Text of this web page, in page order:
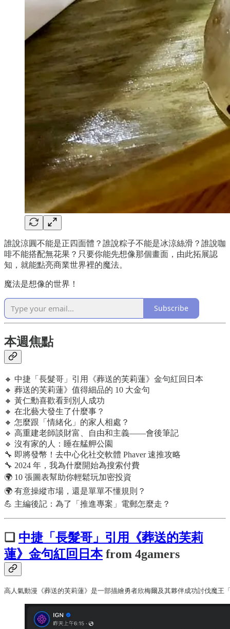
誰說涼圓不能是正四面體？誰說粽子不能是冰涼絲滑？誰說咖
啡不能搭配無花果？只要你能先想像那個畫面，由此拓展認
知，就能點亮商業世界裡的魔法。
魔法是想像的世界！
Subscribe
本週焦點
🔸 中捷「長髮哥」引用《葬送的芙莉蓮》金句紅回日本
🔸 葬送的芙莉蓮》值得細品的 10 大金句
🔸 黃仁勳喜歡看到別人成功
🔸 在北藝大發生了什麼事？
🔸 怎麼跟「情緒化」的家人相處？
🔹 高重建老師談財富、自由和主義——會後筆記
🔹 沒有家的人：睡在艋舺公園
🔧 即將發幣！去中心化社交軟體 Phaver 速推攻略
🔧 2024 年，我為什麼開始為搜索付費
🌍 10 張圖表幫助你輕鬆玩加密投資
🌍 有意操縱市場，還是單單不懂規則？
💪 主編後記：為了「推進專案」電郵怎麼走？
❏ 中捷「長髮哥」引用《葬送的芙莉
蓮》金句紅回日本from 4gamers
高人氣動漫《葬送的芙莉蓮》是一部描繪勇者欣梅爾及其夥伴成功討伐魔